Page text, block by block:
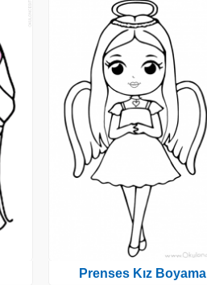
Prenses Kız Boyama